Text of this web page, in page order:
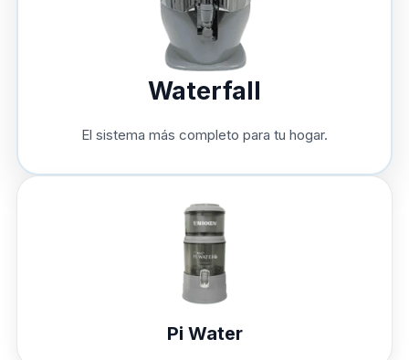
Waterfall
El sistema más completo para tu hogar.
Pi Water